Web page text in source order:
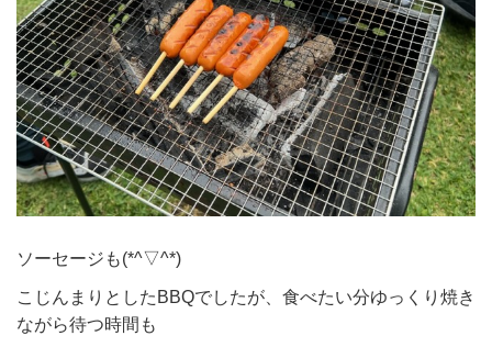
ソーセージも(*^▽^*)
こじんまりとしたBBQでしたが、食べたい分ゆっくり焼き
ながら待つ時間も